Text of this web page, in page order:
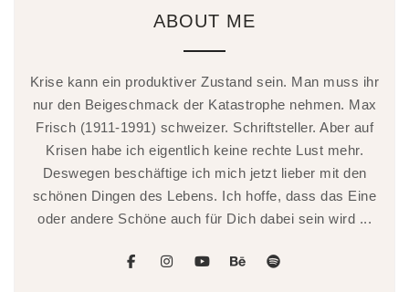
ABOUT ME
Krise kann ein produktiver Zustand sein. Man muss ihr
nur den Beigeschmack der Katastrophe nehmen. Max
Frisch (1911-1991) schweizer. Schriftsteller. Aber auf
Krisen habe ich eigentlich keine rechte Lust mehr.
Deswegen beschäftige ich mich jetzt lieber mit den
schönen Dingen des Lebens. Ich hoffe, dass das Eine
oder andere Schöne auch für Dich dabei sein wird ...